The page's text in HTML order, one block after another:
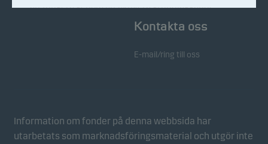
Kontakta oss
E-mail/ring till oss
Information om fonder på denna webbsida har
utarbetats som marknadsföringsmaterial och utgör inte
att fungera genom att aktivera grundläggande
funktioner som sidnavigering och tillgång till säkra
inställningar och de påverkar hur sidorna visas.